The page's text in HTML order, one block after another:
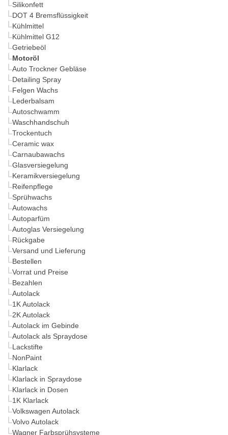
Silikonfett
DOT 4 Bremsflüssigkeit
Kühlmittel
Kühlmittel G12
Getriebeöl
Motoröl
Auto Trockner Gebläse
Detailing Spray
Felgen Wachs
Lederbalsam
Autoschwamm
Waschhandschuh
Trockentuch
Ceramic wax
Carnaubawachs
Glasversiegelung
Keramikversiegelung
Reifenpflege
Sprühwachs
Autowachs
Autoparfüm
Autoglas Versiegelung
Rückgabe
Versand und Lieferung
Bestellen
Vorrat und Preise
Bezahlen
Autolack
1K Autolack
2K Autolack
Autolack im Gebinde
Autolack als Spraydose
Lackstifte
NonPaint
Klarlack
Klarlack in Spraydose
Klarlack in Dosen
1K Klarlack
Volkswagen Autolack
Volvo Autolack
Wagner Farbsprühsysteme